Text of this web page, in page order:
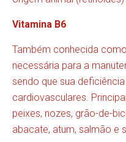
Vitamina B6
Também conhecida
necessária para a
sendo que sua
cardiovasculares.
peixes, nozes, grão-de-
abacate, atum, salmão e